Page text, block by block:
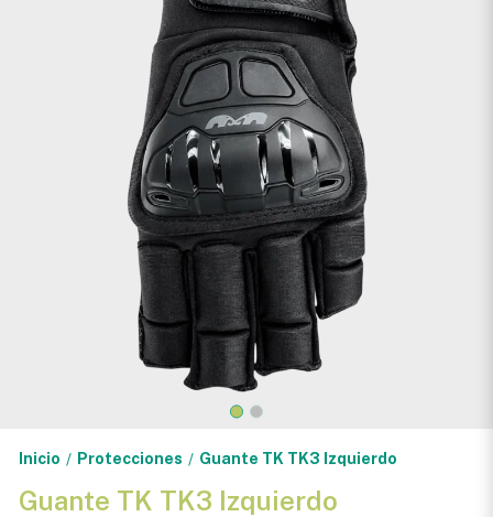
Inicio / Protecciones / Guante TK TK3 Izquierdo
Guante TK TK3 Izquierdo